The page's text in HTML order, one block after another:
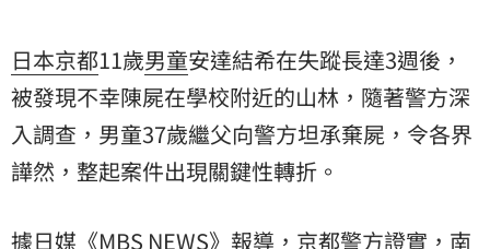
日本京都11歲男童安達結希在失蹤長達3週後，
被發現不幸陳屍在學校附近的山林，隨著警方深
入調查，男童37歲繼父向警方坦承棄屍，令各界
譁然，整起案件出現關鍵性轉折。
據日媒《MBS NEWS》報導，京都警方證實，南